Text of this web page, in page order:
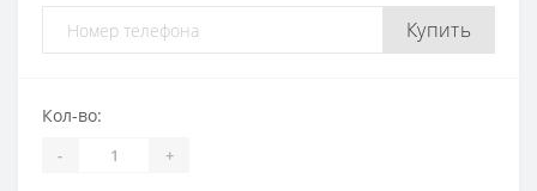
Купить
Кол-во:
- +